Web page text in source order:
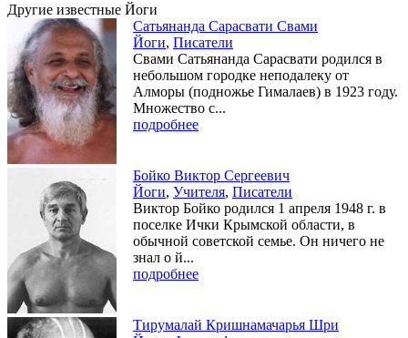
Другие известные Йоги
Сатьянанда Сарасвати Свами
Йоги, Писатели
Свами Сатьянанда Сарасвати родился в
небольшом городке неподалеку от
Алморы (подножье Гималаев) в 1923 году.
Множество с...
подробнее
Бойко Виктор Сергеевич
Йоги, Учителя, Писатели
Виктор Бойко родился 1 апреля 1948 г. в
поселке Ички Крымской области, в
обычной советской семье. Он ничего не
знал о й...
подробнее
Тирумалай Кришнамачарья Шри